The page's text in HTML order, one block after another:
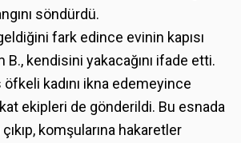
söndürdü.
fark edince evinin kapısı
kendisini yakacağını ifade etti.
kadını ikna edemeyince
ekipleri de gönderildi. Bu esnada
komşularına hakaretler